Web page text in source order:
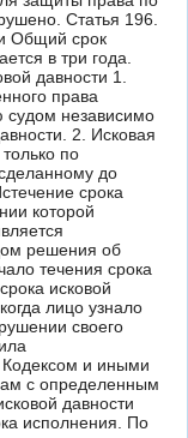
Статья 196.
Общий срок
в три года.
давности 1.
права
судом независимо
2. Исковая
по
до
срока
которой
решения об
течения срока
исковой
лицо узнало
своего
и иными
с определенным
давности
исполнения. По